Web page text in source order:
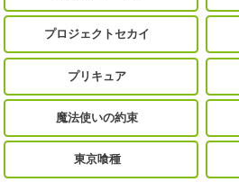
プロジェクトセカイ
プリキュア
魔法使いの約束
東京喰種